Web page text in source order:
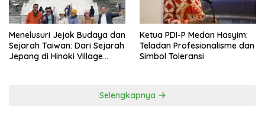
Menelusuri Jejak Budaya dan
Sejarah Taiwan: Dari Sejarah
Jepang di Hinoki Village
Ketua PDI-P Medan Hasyim:
Teladan Profesionalisme dan
Simbol Toleransi
Selengkapnya